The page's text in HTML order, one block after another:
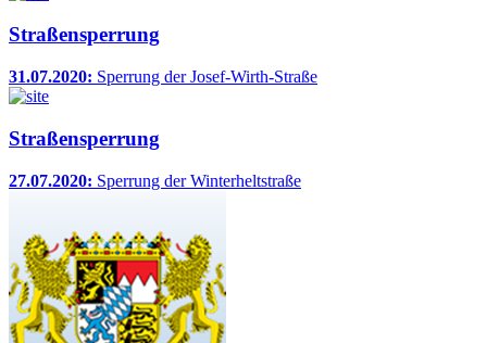
Straßensperrung
31.07.2020: Sperrung der Josef-Wirth-Straße
Straßensperrung
27.07.2020: Sperrung der Winterheltstraße